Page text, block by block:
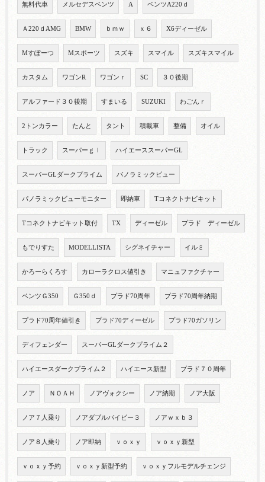
無料代車 メルセデスベンツ A ベンツA220ｄ
Ａ220ｄAMG BMW ｂｍｗ ｘ６ X6ディーゼル
Mすぽーつ Mスポーツ スズキ スマイル スズキスマイル
カスタム ワゴンR ワゴンｒ SC ３０後期
アルファード３０後期 すまいる SUZUKI わごんｒ
2トンカラー たんと タント 積載車 整備 オイル
トラック スーパーｇｌ ハイエーススーパーGL
スーパーGLダークプライム パノラミックビュー
パノラミックビューモニター 即納車 Tコネクトナビキット
Tコネクトナビキット取付 TX ディーゼル プラド ディーゼル
もでりすた MODELLISTA シグネイチャー イルミ
かろーらくろす カローラクロス値引き マニュファクチャー
ベンツＧ350 Ｇ350ｄ プラド70周年 プラド70周年納期
プラド70周年値引き プラド70ディーゼル プラド70ガソリン
ディフェンダー スーパーGLダークプライム２
ハイエースダークプライム２ ハイエース新型 プラド７０周年
ノア ＮＯＡＨ ノアヴォクシー ノア納期 ノア大阪
ノア７人乗り ノアダブルバイビー３ ノアｗｘｂ３
ノア８人乗り ノア即納 ｖｏｘｙ ｖｏｘｙ新型
ｖｏｘｙ予約 ｖｏｘｙ新型予約 ｖｏｘｙフルモデルチェンジ